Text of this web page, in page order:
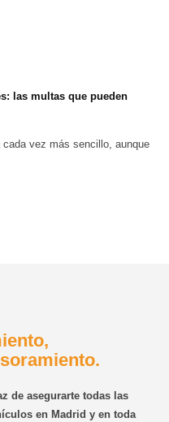
las multas que pueden
vez más sencillo, aunque
de asegurarte todas las
en Madrid y en toda